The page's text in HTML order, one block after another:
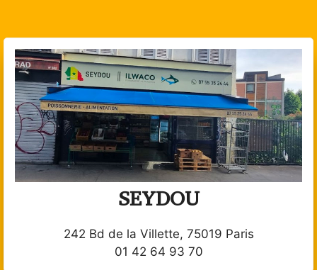
SEYDOU
242 Bd de la Villette, 75019 Paris
01 42 64 93 70